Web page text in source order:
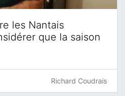
les Nantais
que la saison
Richard Coudrais